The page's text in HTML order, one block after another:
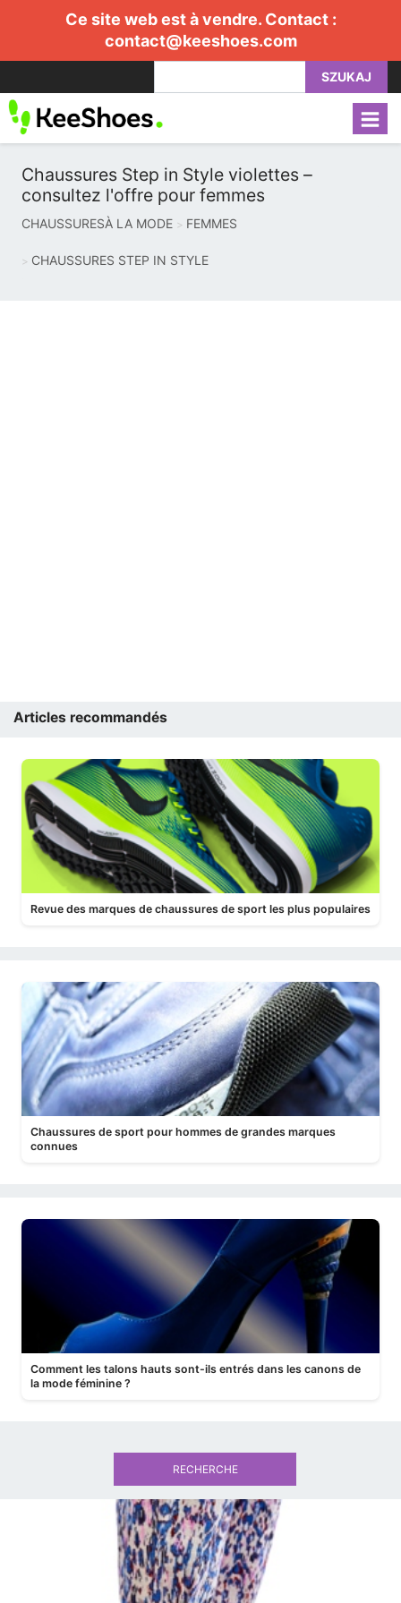
Ce site web est à vendre. Contact :
contact@keeshoes.com
SZUKAJ
Chaussures Step in Style violettes –
consultez l'offre pour femmes
CHAUSSURESÀ LA MODE FEMMES
CHAUSSURES STEP IN STYLE
Articles recommandés
Revue des marques de chaussures de sport les plus populaires
Chaussures de sport pour hommes de grandes marques
connues
Comment les talons hauts sont-ils entrés dans les canons de
la mode féminine ?
RECHERCHE